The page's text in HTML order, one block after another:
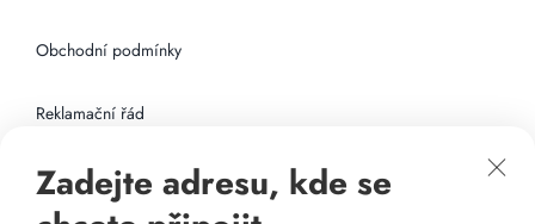
Obchodní podmínky
Reklamační řád
Připojení k internetu
Zadejte adresu, kde se